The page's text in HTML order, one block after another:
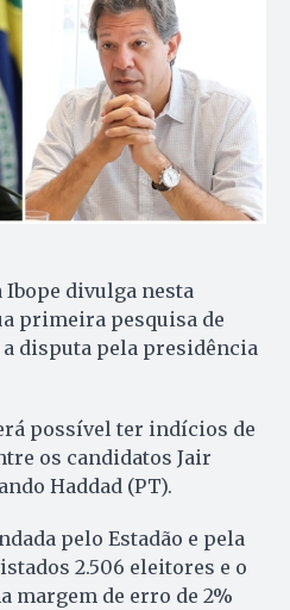
divulga nesta
primeira pesquisa de
disputa pela presidência
possível ter indícios de
os candidatos Jair
Haddad (PT).
pelo Estadão e pela
2.506 eleitores e o
margem de erro de 2%